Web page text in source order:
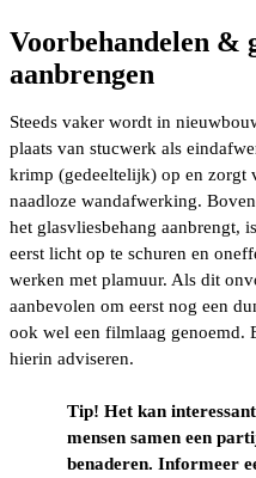
Voorbehandelen &
aanbrengen
Steeds vaker wordt in
plaats van stucwerk als
krimp (gedeeltelijk) op en zorgt
naadloze wandafwerking.
het glasvliesbehang aanbrengt,
eerst licht op te schuren en
werken met plamuur. Als dit
aanbevolen om eerst nog een
ook wel een filmlaag genoemd.
hierin adviseren.
Tip! Het kan
mensen samen een
benaderen. Informeer